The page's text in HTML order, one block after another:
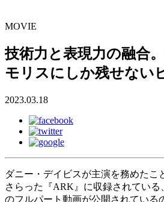
MOVIE
技術力と表現力の融合
モリスにしか残せない
2023.03.18
ダニー・デイビスが主演を務めたこ
さらった『ARK』に収録されている
のフルパート動画が公開されている